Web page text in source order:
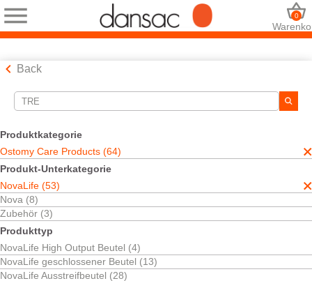
0
Back
Produktkategorie
Ostomy Care Products (64)
Produkt-Unterkategorie
NovaLife (53)
Nova (8)
Zubehör (3)
Produkttyp
NovaLife High Output Beutel (4)
NovaLife geschlossener Beutel (13)
NovaLife Ausstreifbeutel (28)
Suchwerkzeuge
Ihre Auswahl:
Ostomy Care Products
NovaLife
tre
Ihre Auswahl hat53Ergebnisse ergeben
Sortieren nach: